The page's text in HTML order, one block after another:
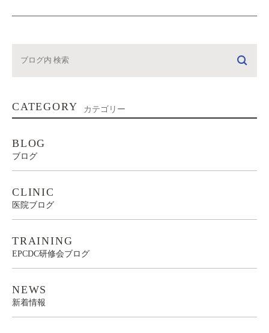
CATEGORY カテゴリー
BLOG
ブログ
CLINIC
医院ブログ
TRAINING
EPCDC研修会ブログ
NEWS
新着情報